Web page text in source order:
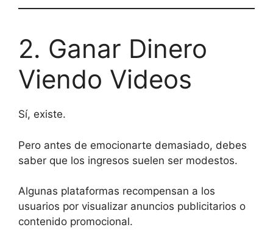
2. Ganar Dinero
Viendo Videos
Sí, existe.
Pero antes de emocionarte demasiado, debes
saber que los ingresos suelen ser modestos.
Algunas plataformas recompensan a los
usuarios por visualizar anuncios publicitarios o
contenido promocional.